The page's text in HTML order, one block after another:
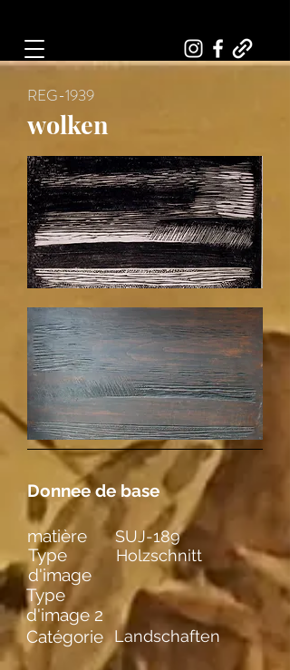
REG-1939
wolken
Donnee de base
Type
d'image
Holzschnitt
Type
d'image 2
Catégorie
Landschaften
matière SUJ-189